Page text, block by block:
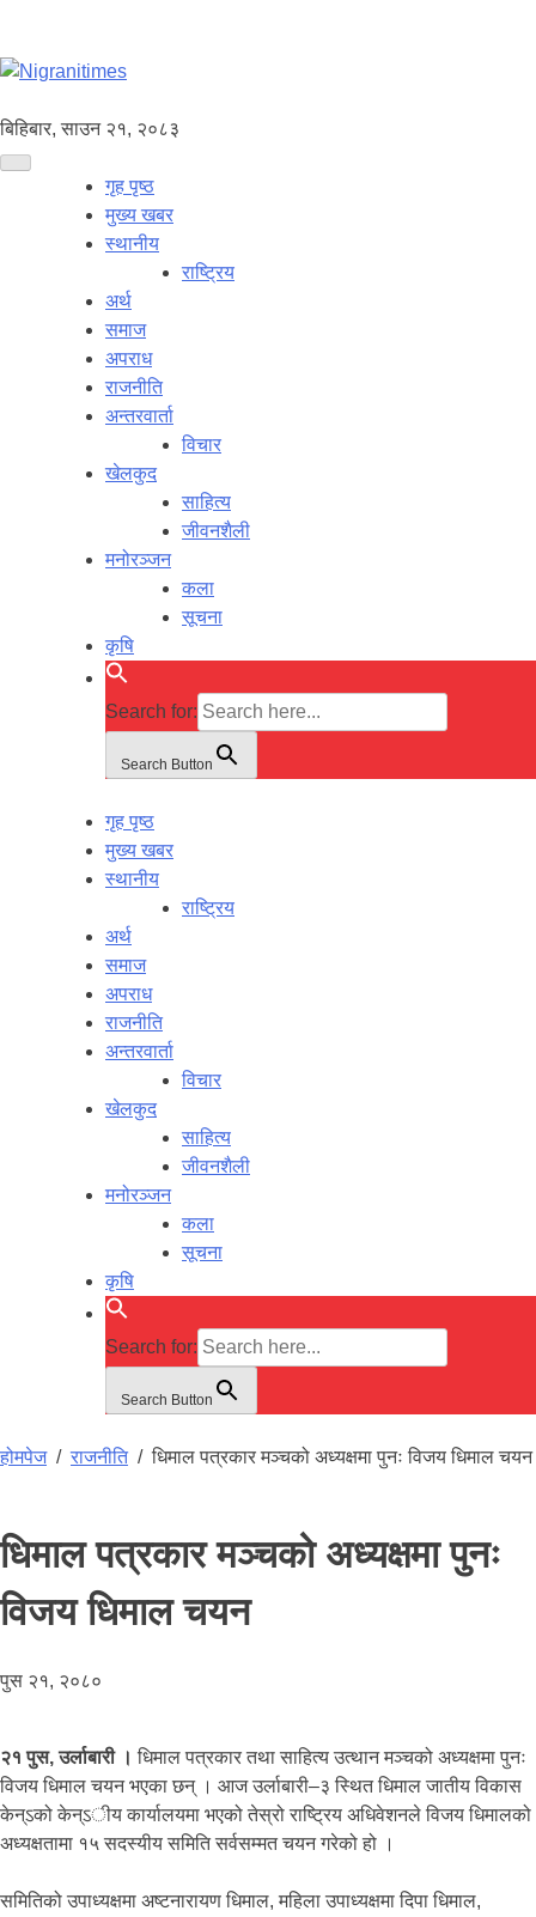
बिहिबार, साउन २१, २०८३
गृह पृष्ठ
मुख्य खबर
स्थानीय
राष्ट्रिय
अर्थ
समाज
अपराध
राजनीति
अन्तरवार्ता
विचार
खेलकुद
साहित्य
जीवनशैली
मनोरञ्जन
कला
सूचना
कृषि
Search for:
Search Button
गृह पृष्ठ
मुख्य खबर
स्थानीय
राष्ट्रिय
अर्थ
समाज
अपराध
राजनीति
अन्तरवार्ता
विचार
खेलकुद
साहित्य
जीवनशैली
मनोरञ्जन
कला
सूचना
कृषि
Search for:
Search Button
होमपेज/राजनीति/धिमाल पत्रकार मञ्चको अध्यक्षमा पुनः विजय धिमाल चयन
धिमाल पत्रकार मञ्चको अध्यक्षमा पुनः
विजय धिमाल चयन
पुस २१, २०८०
२१ पुस, उर्लाबारी । धिमाल पत्रकार तथा साहित्य उत्थान मञ्चको अध्यक्षमा पुनः
विजय धिमाल चयन भएका छन् । आज उर्लाबारी–३ स्थित धिमाल जातीय विकास
केन्ऽको केन्ऽीय कार्यालयमा भएको तेस्रो राष्ट्रिय अधिवेशनले विजय धिमालको
अध्यक्षतामा १५ सदस्यीय समिति सर्वसम्मत चयन गरेको हो ।
समितिको उपाध्यक्षमा अष्टनारायण धिमाल, महिला उपाध्यक्षमा दिपा धिमाल,